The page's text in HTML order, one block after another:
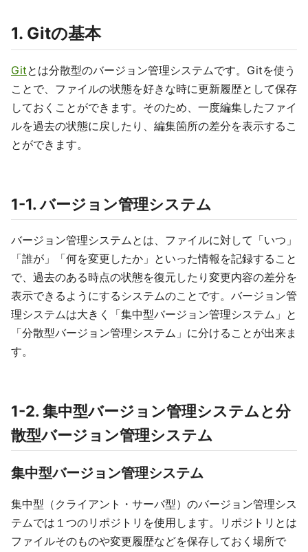
1. Gitの基本
Gitとは分散型のバージョン管理システムです。Gitを使う
ことで、ファイルの状態を好きな時に更新履歴として保存
しておくことができます。そのため、一度編集したファイ
ルを過去の状態に戻したり、編集箇所の差分を表示するこ
とができます。
1-1. バージョン管理システム
バージョン管理システムとは、ファイルに対して「いつ」
「誰が」「何を変更したか」といった情報を記録すること
で、過去のある時点の状態を復元したり変更内容の差分を
表示できるようにするシステムのことです。バージョン管
理システムは大きく「集中型バージョン管理システム」と
「分散型バージョン管理システム」に分けることが出来ま
す。
1-2. 集中型バージョン管理システムと分
散型バージョン管理システム
集中型バージョン管理システム
集中型（クライアント・サーバ型）のバージョン管理シス
テムでは１つのリポジトリを使用します。リポジトリとは
ファイルそのものや変更履歴などを保存しておく場所で